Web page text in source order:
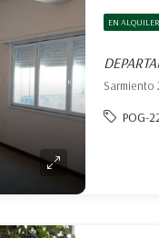
EN ALQUILER
Sarmiento
POG-